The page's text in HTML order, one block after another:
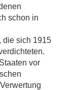
schon in
die sich 1915
vor